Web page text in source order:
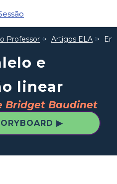
Professor Artigos ELA
e
linear
Bridget Baudinet
▶